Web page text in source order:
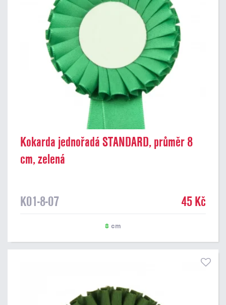
Kokarda jednořadá STANDARD, průměr 8
cm, zelená
K01-8-07 45 Kč
8 cm